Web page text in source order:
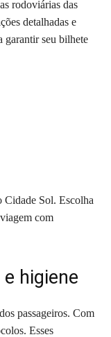
rodoviárias das
detalhadas e
garantir seu bilhete
Cidade Sol. Escolha
com
higiene
passageiros. Com
Esses